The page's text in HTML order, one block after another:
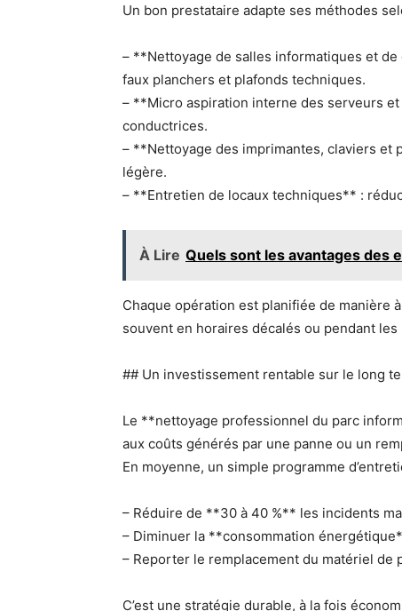
Un bon prestataire adapte ses méthodes
– **Nettoyage de salles informatiques et
faux planchers et plafonds techniques.
– **Micro aspiration interne des serveurs
conductrices.
– **Nettoyage des imprimantes, claviers et
légère.
– **Entretien de locaux techniques** :
À Lire Quels sont les avantages des
Chaque opération est planifiée de manière
souvent en horaires décalés ou pendant
## Un investissement rentable sur le long
Le **nettoyage professionnel du parc
aux coûts générés par une panne ou un
En moyenne, un simple programme
– Réduire de **30 à 40 %** les incidents
– Diminuer la **consommation
– Reporter le remplacement du matériel de
C’est une stratégie durable, à la fois